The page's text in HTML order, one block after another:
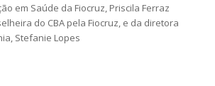
em Saúde da Fiocruz, Priscila Ferraz
do CBA pela Fiocruz, e da diretora
Stefanie Lopes